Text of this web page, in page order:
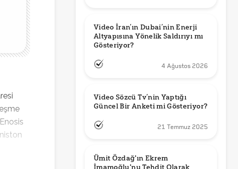
Video İran’ın Dubai’nin Enerji
Altyapısına Yönelik Saldırıyı mı
Gösteriyor?
4 Ağustos 2026
Video Sözcü Tv’nin Yaptığı
Güncel Bir Anketi mi Gösteriyor?
21 Temmuz 2025
Ümit Özdağ'ın Ekrem
İmamoğlu'nu Tehdit Olarak